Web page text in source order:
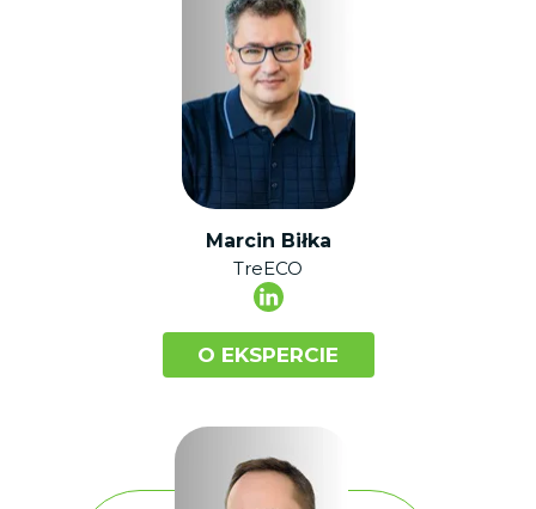
TreECO
Marcin Biłka
O EKSPERCIE